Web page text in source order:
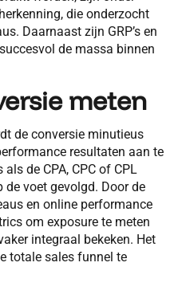
die onderzocht
Daarnaast zijn GRP’s en
de massa binnen
meten
de conversie minutieus
resultaten aan te
de CPA, CPC of CPL
voet gevolgd. Door de
en online performance
om exposure te meten
integraal bekeken. Het
totale sales funnel te